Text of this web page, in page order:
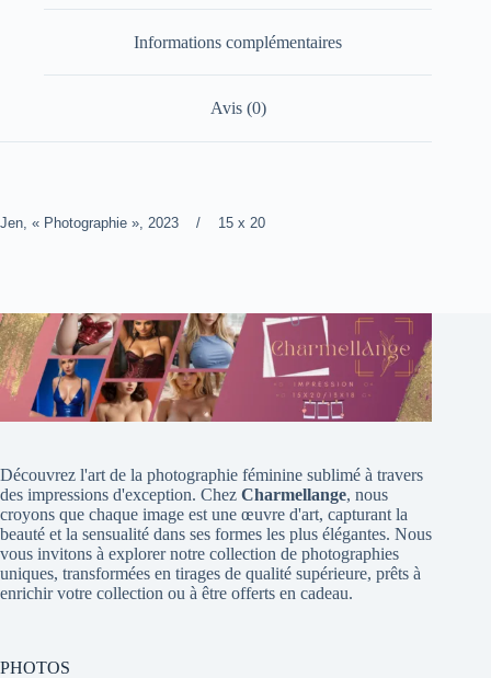
Informations complémentaires
Avis (0)
Jen, « Photographie », 2023 / 15 x 20
Découvrez l'art de la photographie féminine sublimé à travers
des impressions d'exception. Chez Charmellange, nous
croyons que chaque image est une œuvre d'art, capturant la
beauté et la sensualité dans ses formes les plus élégantes. Nous
vous invitons à explorer notre collection de photographies
uniques, transformées en tirages de qualité supérieure, prêts à
enrichir votre collection ou à être offerts en cadeau.
PHOTOS